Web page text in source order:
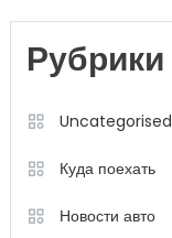
Рубрики
Uncategorised
Куда поехать
Новости авто